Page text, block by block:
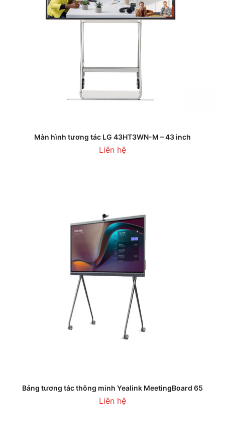
Màn hình tương tác LG 43HT3WN-M – 43 inch
Liên hệ
Bảng tương tác thông minh Yealink MeetingBoard 65
Liên hệ